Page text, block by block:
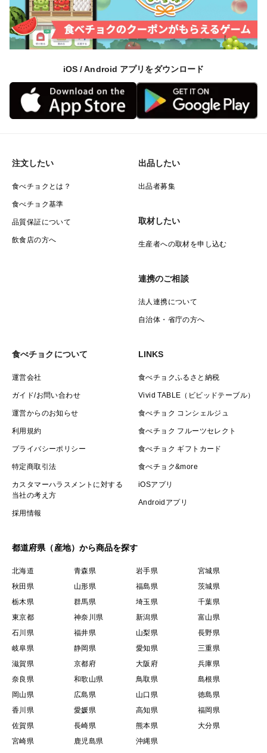
iOS / Android アプリをダウンロード
注文したい
食べチョクとは？
食べチョク基準
品質保証について
飲食店の方へ
出品したい
出品者募集
取材したい
生産者への取材を申し込む
連携のご相談
法人連携について
自治体・省庁の方へ
食べチョクについて
運営会社
ガイド/お問い合わせ
運営からのお知らせ
利用規約
プライバシーポリシー
特定商取引法
カスタマーハラスメントに対する
当社の考え方
採用情報
LINKS
食べチョクふるさと納税
Vivid TABLE（ビビッドテーブル）
食べチョク コンシェルジュ
食べチョク フルーツセレクト
食べチョク ギフトカード
食べチョク&more
iOSアプリ
Androidアプリ
都道府県（産地）から商品を探す
北海道 青森県 岩手県
宮城県
秋田県
山形県 福島県
茨城県
栃木県
群馬県 埼玉県
千葉県
東京都
神奈川県 新潟県
富山県
石川県
福井県 山梨県
長野県
岐阜県
静岡県 愛知県
三重県
滋賀県
京都府 大阪府
兵庫県
奈良県
和歌山県 鳥取県
島根県
岡山県
広島県 山口県
徳島県
香川県
愛媛県 高知県
福岡県
佐賀県
長崎県 熊本県
大分県
宮崎県
鹿児島県 沖縄県